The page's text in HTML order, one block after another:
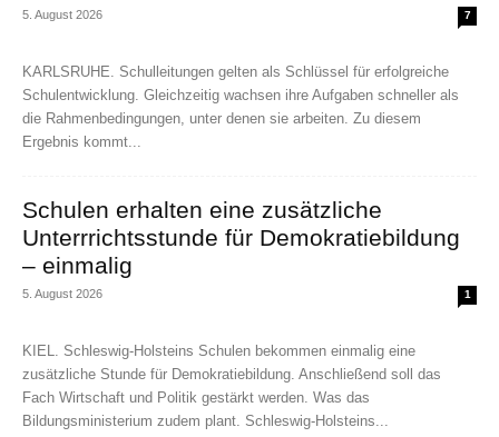
5. August 2026 7
KARLSRUHE. Schulleitungen gelten als Schlüssel für erfolgreiche
Schulentwicklung. Gleichzeitig wachsen ihre Aufgaben schneller als
die Rahmenbedingungen, unter denen sie arbeiten. Zu diesem
Ergebnis kommt...
Schulen erhalten eine zusätzliche
Unterrrichtsstunde für Demokratiebildung
– einmalig
5. August 2026 1
KIEL. Schleswig-Holsteins Schulen bekommen einmalig eine
zusätzliche Stunde für Demokratiebildung. Anschließend soll das
Fach Wirtschaft und Politik gestärkt werden. Was das
Bildungsministerium zudem plant. Schleswig-Holsteins...